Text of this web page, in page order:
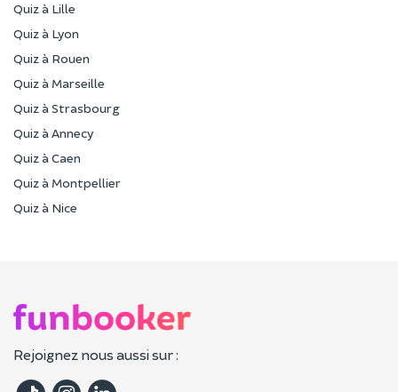
Quiz à Lille
Quiz à Lyon
Quiz à Rouen
Quiz à Marseille
Quiz à Strasbourg
Quiz à Annecy
Quiz à Caen
Quiz à Montpellier
Quiz à Nice
Rejoignez nous aussi sur :